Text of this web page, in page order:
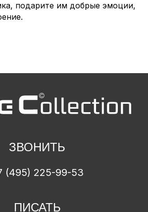
подарите им добрые эмоции,
ЗВОНИТЬ
(495) 225-99-53
ПИСАТЬ